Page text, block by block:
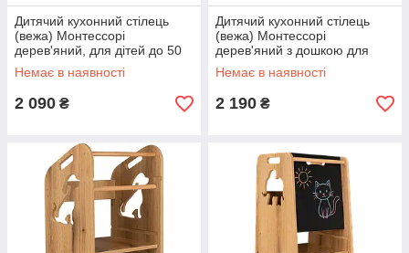
Дитячий кухонний стілець
(вежа) Монтессорі
дерев'яний, для дітей до 50
кг — безпечний кухонний
помічник, Білий (Польща)
Немає в наявності
2 090 ₴
Дитячий кухонний стілець
(вежа) Монтессорі
дерев'яний з дошкою для
малювання крейдою, для
дітей до 50 кг, Білий
Немає в наявності
2 190 ₴